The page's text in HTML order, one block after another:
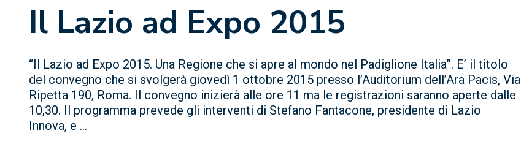
Il Lazio ad Expo 2015
“Il Lazio ad Expo 2015. Una Regione che si apre al mondo nel Padiglione Italia”. E’ il titolo
del convegno che si svolgerà giovedì 1 ottobre 2015 presso l’Auditorium dell’Ara Pacis, Via
Ripetta 190, Roma. Il convegno inizierà alle ore 11 ma le registrazioni saranno aperte dalle
10,30. Il programma prevede gli interventi di Stefano Fantacone, presidente di Lazio
Innova, e ...